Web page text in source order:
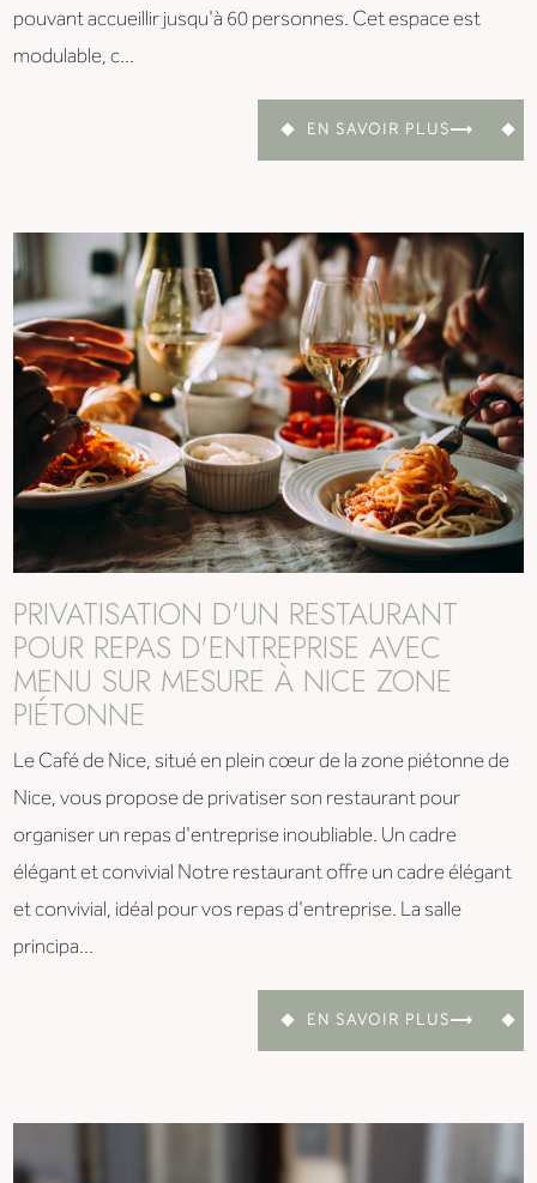
pouvant accueillir jusqu'à 60 personnes. Cet espace est
modulable, c...
EN SAVOIR PLUS
PRIVATISATION D'UN RESTAURANT
POUR REPAS D'ENTREPRISE AVEC
MENU SUR MESURE À NICE ZONE
PIÉTONNE
Le Café de Nice, situé en plein cœur de la zone piétonne de
Nice, vous propose de privatiser son restaurant pour
organiser un repas d'entreprise inoubliable. Un cadre
élégant et convivial Notre restaurant offre un cadre élégant
et convivial, idéal pour vos repas d'entreprise. La salle
principa...
EN SAVOIR PLUS